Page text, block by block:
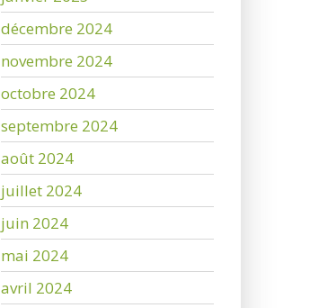
décembre 2024
novembre 2024
octobre 2024
septembre 2024
août 2024
juillet 2024
juin 2024
mai 2024
avril 2024